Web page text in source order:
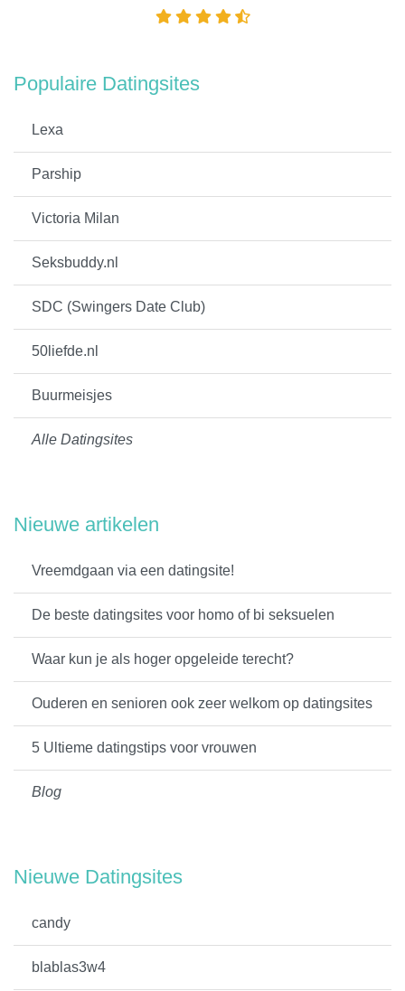
Populaire Datingsites
Lexa
Parship
Victoria Milan
Seksbuddy.nl
SDC (Swingers Date Club)
50liefde.nl
Buurmeisjes
Alle Datingsites
Nieuwe artikelen
Vreemdgaan via een datingsite!
De beste datingsites voor homo of bi seksuelen
Waar kun je als hoger opgeleide terecht?
Ouderen en senioren ook zeer welkom op datingsites
5 Ultieme datingstips voor vrouwen
Blog
Nieuwe Datingsites
candy
blablas3w4